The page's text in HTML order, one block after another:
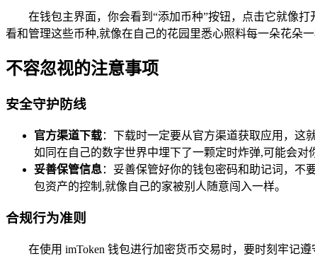
在钱包主界面，你会看到“添加币种”按钮，点击它就像
看和管理这些币种,就像在自己的花园里悉心照料每一朵花朵一
不容忽视的注意事项
安全守护防线
官方渠道下载：下载时一定要从官方渠道获取应用，这
如同在自己的数字世界中埋下了一颗定时炸弹,可能会对
妥善保管信息：妥善保管好你的钱包密码和助记词，不
包资产的控制,就像自己的家被别人随意闯入一样。
合规行为准则
在使用 imToken 钱包进行加密货币交易时，要时刻牢记